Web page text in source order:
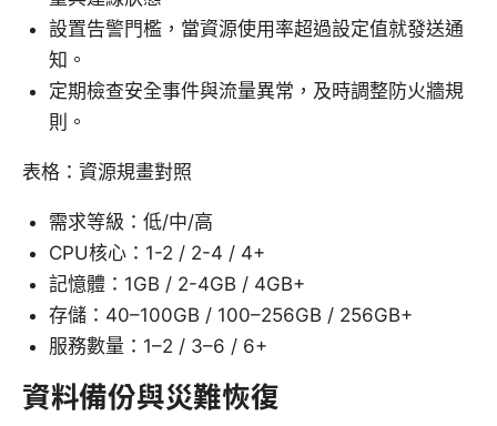
設置告警門檻，當資源使用率超過設定值就發送通
知。
定期檢查安全事件與流量異常，及時調整防火牆規
則。
表格：資源規畫對照
需求等級：低/中/高
CPU核心：1-2 / 2-4 / 4+
記憶體：1GB / 2-4GB / 4GB+
存儲：40–100GB / 100–256GB / 256GB+
服務數量：1–2 / 3–6 / 6+
資料備份與災難恢復